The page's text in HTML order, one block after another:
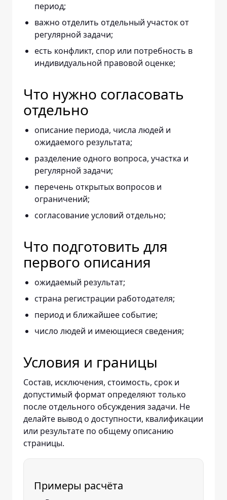
период;
важно отделить отдельный участок от
регулярной задачи;
есть конфликт, спор или потребность в
индивидуальной правовой оценке;
Что нужно согласовать
отдельно
описание периода, числа людей и
ожидаемого результата;
разделение одного вопроса, участка и
регулярной задачи;
перечень открытых вопросов и
ограничений;
согласование условий отдельно;
Что подготовить для
первого описания
ожидаемый результат;
страна регистрации работодателя;
период и ближайшее событие;
число людей и имеющиеся сведения;
Условия и границы
Состав, исключения, стоимость, срок и
допустимый формат определяют только
после отдельного обсуждения задачи. Не
делайте вывод о доступности, квалификации
или результате по общему описанию
страницы.
Примеры расчёта